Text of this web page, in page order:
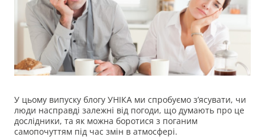
У цьому випуску блогу УНІКА ми спробуємо з’ясувати, чи
люди насправді залежні від погоди, що думають про це
дослідники, та як можна боротися з поганим
самопочуттям під час змін в атмосфері.